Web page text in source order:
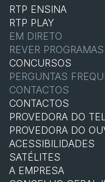
RTP ENSINA
RTP PLAY
EM DIRETO
REVER PROGRAMAS
CONCURSOS
PERGUNTAS
CONTACTOS
CONTACTOS
PROVEDORA DO
PROVEDORA DO
ACESSIBILIDADES
SATÉLITES
A EMPRESA